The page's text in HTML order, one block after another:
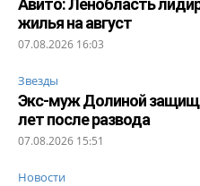
жилья на август
07.08.2026 16:03
Звезды
Экс-муж Долиной
лет после развода
07.08.2026 15:51
Новости